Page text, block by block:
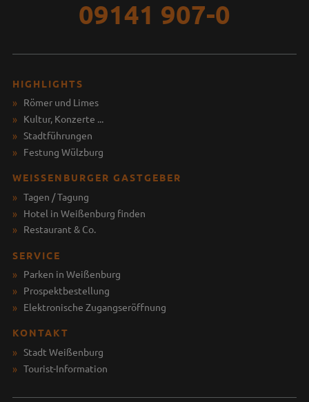
09141 907-0
HIGHLIGHTS
Römer und Limes
Kultur, Konzerte ...
Stadtführungen
Festung Wülzburg
WEISSENBURGER GASTGEBER
Tagen / Tagung
Hotel in Weißenburg finden
Restaurant & Co.
SERVICE
Parken in Weißenburg
Prospektbestellung
Elektronische Zugangseröffnung
KONTAKT
Stadt Weißenburg
Tourist-Information